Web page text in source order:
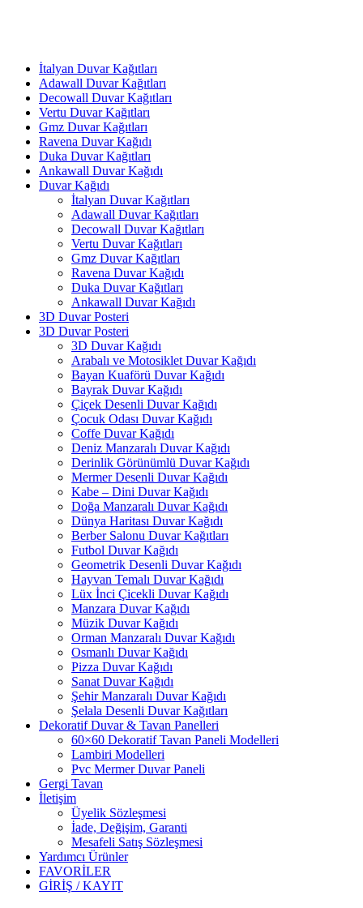
İtalyan Duvar Kağıtları
Adawall Duvar Kağıtları
Decowall Duvar Kağıtları
Vertu Duvar Kağıtları
Gmz Duvar Kağıtları
Ravena Duvar Kağıdı
Duka Duvar Kağıtları
Ankawall Duvar Kağıdı
Duvar Kağıdı
İtalyan Duvar Kağıtları
Adawall Duvar Kağıtları
Decowall Duvar Kağıtları
Vertu Duvar Kağıtları
Gmz Duvar Kağıtları
Ravena Duvar Kağıdı
Duka Duvar Kağıtları
Ankawall Duvar Kağıdı
3D Duvar Posteri
3D Duvar Posteri
3D Duvar Kağıdı
Arabalı ve Motosiklet Duvar Kağıdı
Bayan Kuaförü Duvar Kağıdı
Bayrak Duvar Kağıdı
Çiçek Desenli Duvar Kağıdı
Çocuk Odası Duvar Kağıdı
Coffe Duvar Kağıdı
Deniz Manzaralı Duvar Kağıdı
Derinlik Görünümlü Duvar Kağıdı
Mermer Desenli Duvar Kağıdı
Kabe – Dini Duvar Kağıdı
Doğa Manzaralı Duvar Kağıdı
Dünya Haritası Duvar Kağıdı
Berber Salonu Duvar Kağıtları
Futbol Duvar Kağıdı
Geometrik Desenli Duvar Kağıdı
Hayvan Temalı Duvar Kağıdı
Lüx İnci Çicekli Duvar Kağıdı
Manzara Duvar Kağıdı
Müzik Duvar Kağıdı
Orman Manzaralı Duvar Kağıdı
Osmanlı Duvar Kağıdı
Pizza Duvar Kağıdı
Sanat Duvar Kağıdı
Şehir Manzaralı Duvar Kağıdı
Şelala Desenli Duvar Kağıtları
Dekoratif Duvar & Tavan Panelleri
60×60 Dekoratif Tavan Paneli Modelleri
Lambiri Modelleri
Pvc Mermer Duvar Paneli
Gergi Tavan
İletişim
Üyelik Sözleşmesi
İade, Değişim, Garanti
Mesafeli Satış Sözleşmesi
Yardımcı Ürünler
FAVORİLER
GİRİŞ / KAYIT